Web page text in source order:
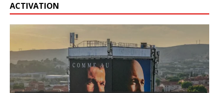
ACTIVATION